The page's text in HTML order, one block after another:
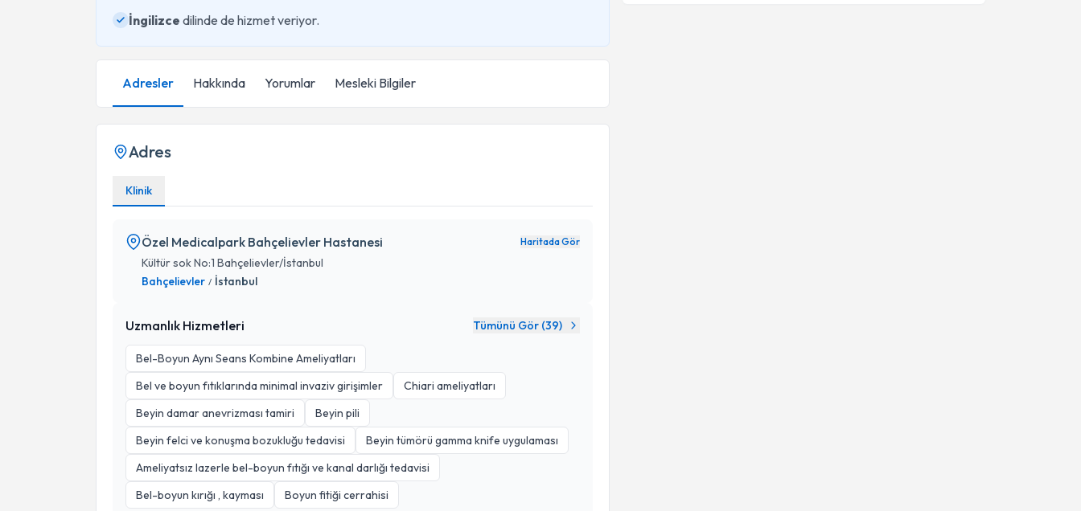
İngilizce dilinde de hizmet veriyor.
Adresler Hakkında Yorumlar Mesleki Bilgiler
Adres
Klinik
Özel Medicalpark Bahçelievler Hastanesi Haritada Gör
Kültür sok No:1 Bahçelievler/İstanbul
Bahçelievler / İstanbul
Uzmanlık Hizmetleri Tümünü Gör (39)
Bel-Boyun Aynı Seans Kombine Ameliyatları
Bel ve boyun fıtıklarında minimal invaziv girişimler
Chiari ameliyatları
Beyin damar anevrizması tamiri
Beyin pili
Beyin felci ve konuşma bozukluğu tedavisi
Beyin tümörü gamma knife uygulaması
Ameliyatsız lazerle bel-boyun fıtığı ve kanal darlığı tedavisi
Bel-boyun kırığı , kayması
Boyun fitiği cerrahisi